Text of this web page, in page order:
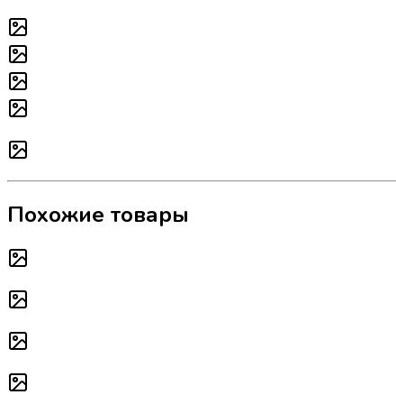
Похожие товары